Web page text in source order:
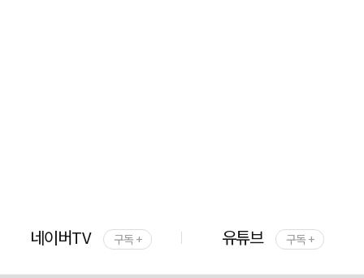
네이버TV 구독 + 유튜브 구독 +